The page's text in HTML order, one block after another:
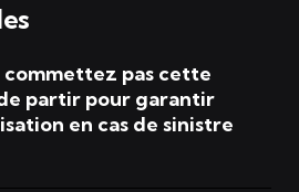
commettez pas cette
partir pour garantir
en cas de sinistre